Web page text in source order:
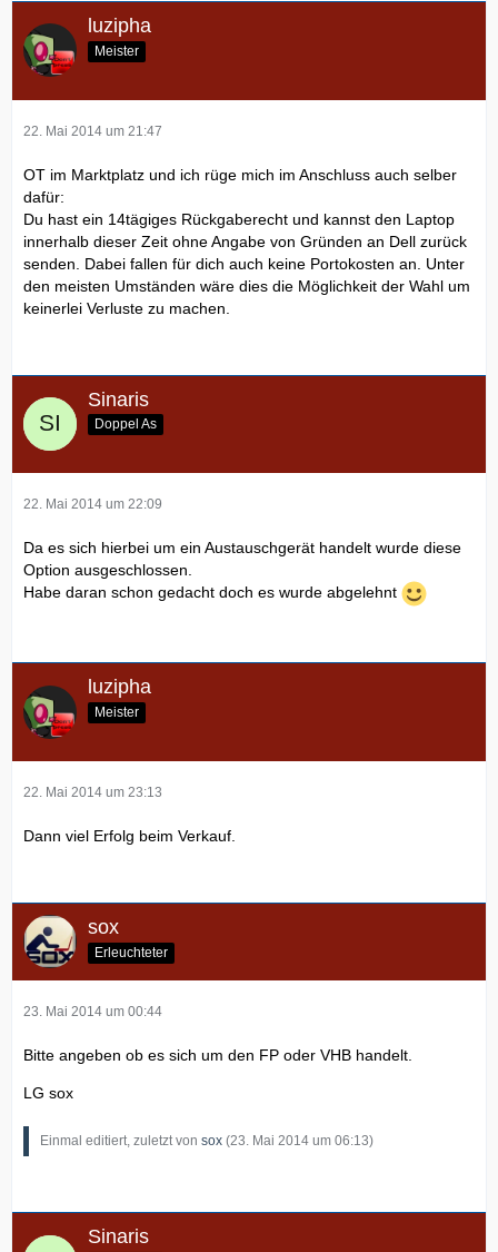
luzipha
Meister
22. Mai 2014 um 21:47
OT im Marktplatz und ich rüge mich im Anschluss auch selber
dafür:
Du hast ein 14tägiges Rückgaberecht und kannst den Laptop
innerhalb dieser Zeit ohne Angabe von Gründen an Dell zurück
senden. Dabei fallen für dich auch keine Portokosten an. Unter
den meisten Umständen wäre dies die Möglichkeit der Wahl um
keinerlei Verluste zu machen.
Sinaris
Doppel As
22. Mai 2014 um 22:09
Da es sich hierbei um ein Austauschgerät handelt wurde diese
Option ausgeschlossen.
Habe daran schon gedacht doch es wurde abgelehnt
luzipha
Meister
22. Mai 2014 um 23:13
Dann viel Erfolg beim Verkauf.
sox
Erleuchteter
23. Mai 2014 um 00:44
Bitte angeben ob es sich um den FP oder VHB handelt.
LG sox
Einmal editiert, zuletzt von sox (23. Mai 2014 um 06:13)
Sinaris